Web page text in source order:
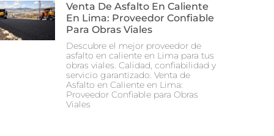
Venta De Asfalto En Caliente
En Lima: Proveedor Confiable
Para Obras Viales
Descubre el mejor proveedor de
asfalto en caliente en Lima para tus
obras viales. Calidad, confiabilidad y
servicio garantizado. Venta de
Asfalto en Caliente en Lima:
Proveedor Confiable para Obras
Viales